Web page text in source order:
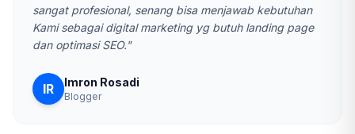
sangat profesional, senang bisa menjawab kebutuhan
Kami sebagai digital marketing yg butuh landing page
dan optimasi SEO."
IR Imron Rosadi
Blogger